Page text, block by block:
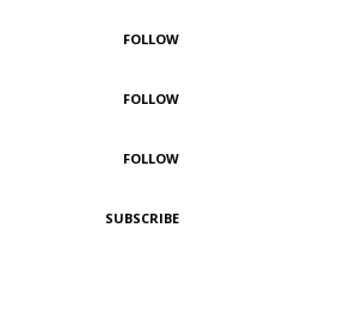
FOLLOW
FOLLOW
FOLLOW
SUBSCRIBE